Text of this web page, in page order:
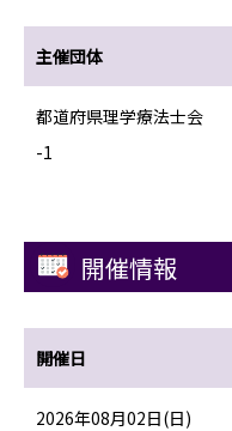
主催団体
都道府県理学療法士会
-1
開催情報
開催日
2026年08月02日(日)